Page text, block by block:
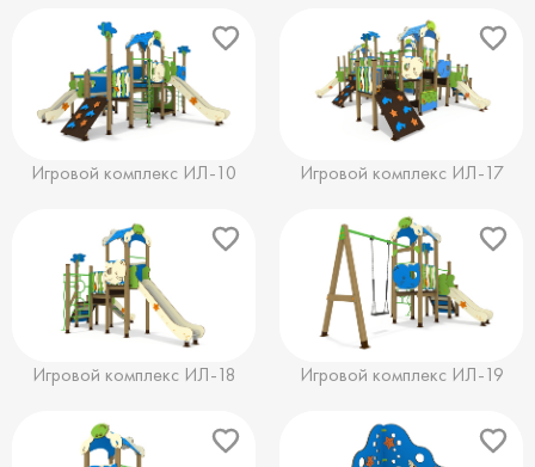
Игровой комплекс ИЛ-10 Игровой комплекс ИЛ-17
Игровой комплекс ИЛ-18 Игровой комплекс ИЛ-19